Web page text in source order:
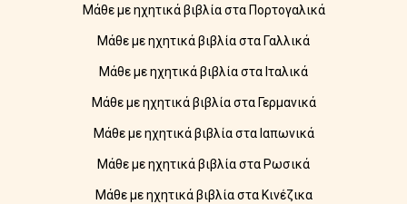
Μάθε με ηχητικά βιβλία στα Πορτογαλικά
Μάθε με ηχητικά βιβλία στα Γαλλικά
Μάθε με ηχητικά βιβλία στα Ιταλικά
Μάθε με ηχητικά βιβλία στα Γερμανικά
Μάθε με ηχητικά βιβλία στα Ιαπωνικά
Μάθε με ηχητικά βιβλία στα Ρωσικά
Μάθε με ηχητικά βιβλία στα Κινέζικα